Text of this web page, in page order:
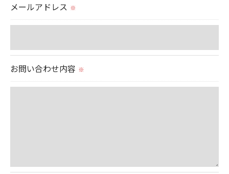
予めご了承ください。
ご本人である事を確認のうえ、対応させて頂きま
メールアドレス ※
お問い合わせ内容 ※